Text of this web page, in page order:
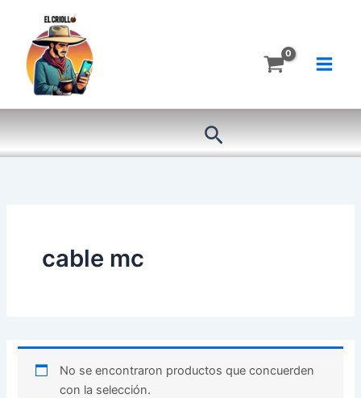
contenido
Buscar
cable mc
No se encontraron productos que concuerden
con la selección.